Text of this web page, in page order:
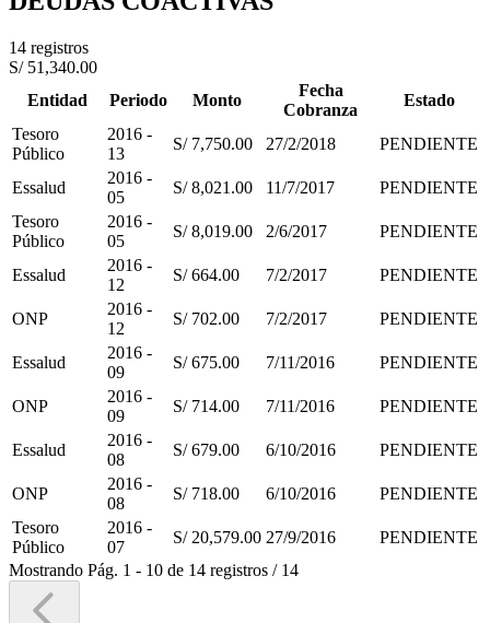
14 registros
S/ 51,340.00
Entidad
Periodo Monto
Fecha
Cobranza
Estado
Tesoro
Público
2016 -
13
S/ 7,750.00 27/2/2018 PENDIENTE
Essalud
2016 -
05
S/ 8,021.00 11/7/2017
PENDIENTE
Tesoro
Público
2016 -
05
S/ 8,019.00 2/6/2017 PENDIENTE
Essalud
2016 -
12
S/ 664.00 7/2/2017 PENDIENTE
ONP
2016 -
12
S/ 702.00 7/2/2017 PENDIENTE
Essalud
2016 -
09
S/ 675.00 7/11/2016 PENDIENTE
ONP
2016 -
09
S/ 714.00 7/11/2016 PENDIENTE
Essalud
2016 -
08
S/ 679.00 6/10/2016 PENDIENTE
ONP
2016 -
08
S/ 718.00 6/10/2016
PENDIENTE
Tesoro
Público
2016 -
07
S/ 20,579.00 27/9/2016
PENDIENTE
Mostrando Pág. 1 - 10 de 14 registros / 14